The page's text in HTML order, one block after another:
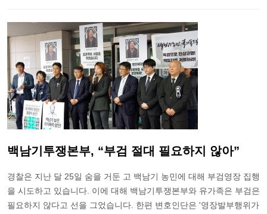
백남기투쟁본부, “부검 절대 필요하지 않아”
경찰은 지난 달 25일 숨을 거둔 고 백남기 농민에 대해 부검영장 집행
을 시도하고 있습니다. 이에 대해 백남기투쟁본부와 유가족은 부검은
필요하지 않다고 선을 그었습니다. 한편 변호인단은 '영장발부행위가